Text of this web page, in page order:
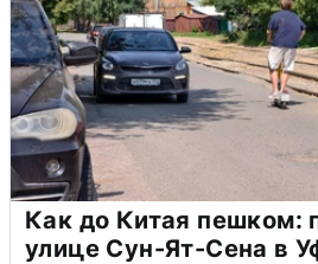
Как до Китая пешком:
улице Сун-Ят-Сена в